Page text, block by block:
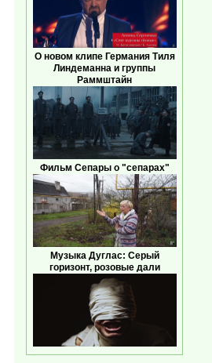
О новом клипе Германия Тиля
Линдеманна и группы
Раммштайн
Фильм Сепары о "сепарах"
Музыка Дуглас: Серый
горизонт, розовые дали